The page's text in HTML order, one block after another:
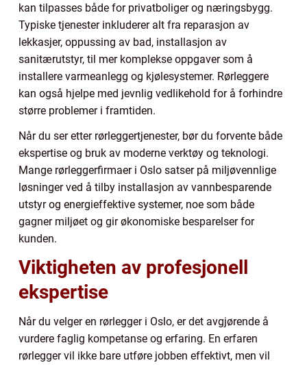
kan tilpasses både for privatboliger og næringsbygg.
Typiske tjenester inkluderer alt fra reparasjon av
lekkasjer, oppussing av bad, installasjon av
sanitærutstyr, til mer komplekse oppgaver som å
installere varmeanlegg og kjølesystemer. Rørleggere
kan også hjelpe med jevnlig vedlikehold for å forhindre
større problemer i framtiden.
Når du ser etter rørleggertjenester, bør du forvente både
ekspertise og bruk av moderne verktøy og teknologi.
Mange rørleggerfirmaer i Oslo satser på miljøvennlige
løsninger ved å tilby installasjon av vannbesparende
utstyr og energieffektive systemer, noe som både
gagner miljøet og gir økonomiske besparelser for
kunden.
Viktigheten av profesjonell
ekspertise
Når du velger en rørlegger i Oslo, er det avgjørende å
vurdere faglig kompetanse og erfaring. En erfaren
rørlegger vil ikke bare utføre jobben effektivt, men vil